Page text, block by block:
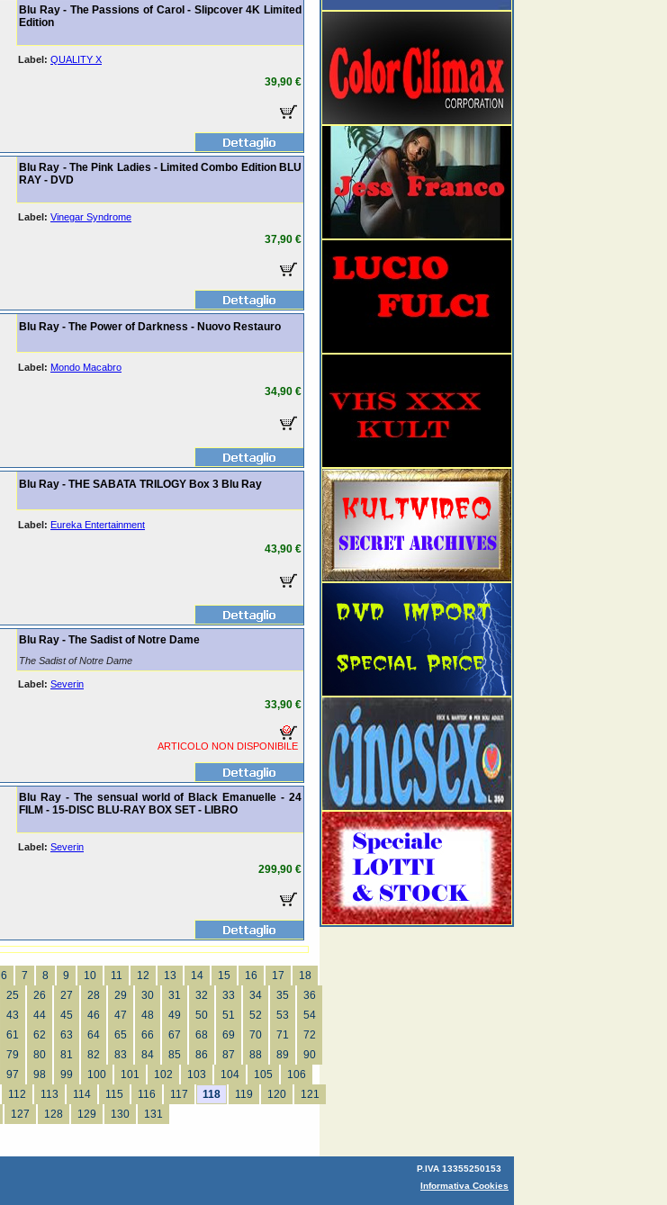
Blu Ray - The Passions of Carol - Slipcover 4K Limited
Edition
Label: QUALITY X
39,90 €
Blu Ray - The Pink Ladies - Limited Combo Edition BLU
RAY - DVD
Label: Vinegar Syndrome
37,90 €
Blu Ray - The Power of Darkness - Nuovo Restauro
Label: Mondo Macabro
34,90 €
Blu Ray - THE SABATA TRILOGY Box 3 Blu Ray
Label: Eureka Entertainment
43,90 €
Blu Ray - The Sadist of Notre Dame
The Sadist of Notre Dame
Label: Severin
33,90 €
ARTICOLO NON DISPONIBILE
Blu Ray - The sensual world of Black Emanuelle - 24
FILM - 15-DISC BLU-RAY BOX SET - LIBRO
Label: Severin
299,90 €
6 7 8 9 10 11 12 13 14 15 16 17
18
25 26 27 28 29 30 31 32 33 34 35
36
43 44 45 46 47 48 49 50 51 52 53
54
61 62 63 64 65 66 67 68 69 70 71
72
79 80 81 82 83 84 85 86 87 88 89
90
97 98 99 100 101 102 103 104 105
106
112 113 114 115 116 117 118 119 120
121
127 128 129 130 131
P.IVA 13355250153
Informativa Cookies